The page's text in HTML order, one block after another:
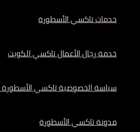
خدمات تاكسي الأسطورة
خدمة رجال الأعمال تاكسي الكويت
سياسة الخصوصية تاكسي الأسطورة
مدونة تاكسي الأسطورة